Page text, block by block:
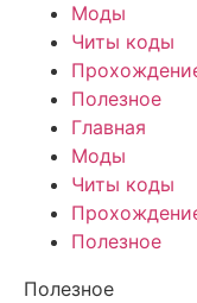
Моды
Читы коды
Полезное
Главная
Моды
Читы коды
Полезное
Полезное